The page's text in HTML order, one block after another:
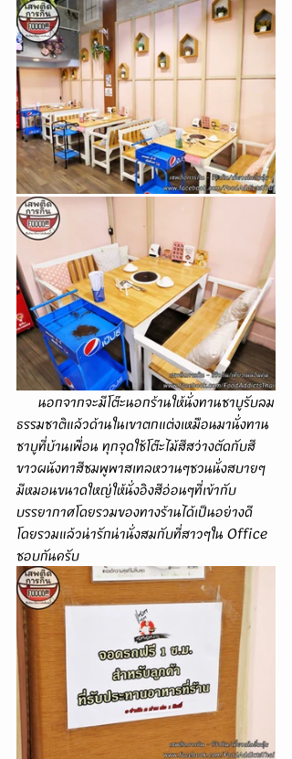
ธรรมชาติแล้วด้านในเขาตกแต่งเหมือนมานั่งทาน
ชาบูที่บ้านเพื่อน ทุกจุดใช้โต๊ะไม้สีสว่างตัดกับสี
ขาวผนังทาสีชมพูพาสเทลหวานๆชวนนั่งสบายๆ
มีหมอนขนาดใหญ่ให้นั่งอิงสีอ่อนๆที่เข้ากับ
บรรยากาศโดยรวมของทางร้านได้เป็นอย่างดี
โดยรวมแล้วน่ารักน่านั่งสมกับที่สาวๆใน Office
ชอบกันครับ